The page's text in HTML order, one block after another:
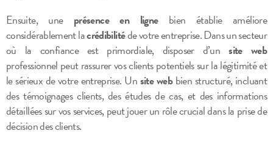
Ensuite, une présence en lignebien établie améliore
considérablement lacrédibilitéde votre entreprise. Dans un secteur
où la confiance est primordiale, disposer d’unsite web
professionnel peut rassurer vos clients potentiels sur la légitimité et
le sérieux de votre entreprise. Unsite webbien structuré, incluant
des témoignages clients, des études de cas, et des informations
détaillées sur vos services, peut jouer un rôle crucial dans la prise de
décision des clients.